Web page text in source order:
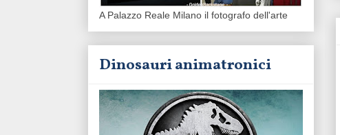
A Palazzo Reale Milano il fotografo dell'arte
Dinosauri animatronici